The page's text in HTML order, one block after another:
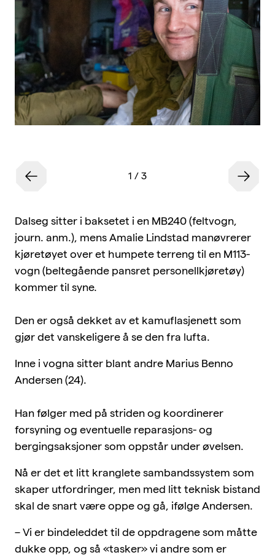
1 / 3
Dalseg sitter i baksetet i en MB240 (feltvogn,
journ. anm.), mens Amalie Lindstad manøvrerer
kjøretøyet over et humpete terreng til en M113-
vogn (beltegående pansret personellkjøretøy)
kommer til syne.
Den er også dekket av et kamuflasjenett som
gjør det vanskeligere å se den fra lufta.
Inne i vogna sitter blant andre Marius Benno
Andersen (24).
Han følger med på striden og koordinerer
forsyning og eventuelle reparasjons- og
bergingsaksjoner som oppstår under øvelsen.
Nå er det et litt kranglete sambandssystem som
skaper utfordringer, men med litt teknisk bistand
skal de snart være oppe og gå, ifølge Andersen.
– Vi er bindeleddet til de oppdragene som måtte
dukke opp, og så «tasker» vi andre som er